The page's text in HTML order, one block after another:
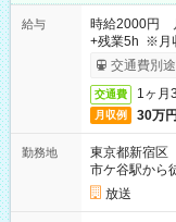
給与
時給2000円
+残業5h ※月
取りサービス
交通費別
交通費 1ヶ月
月収例 30万
勤務地
東京都新宿区
市ケ谷駅から
放送